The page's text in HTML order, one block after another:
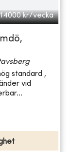
14000 kr/vecka
standard ,
vid